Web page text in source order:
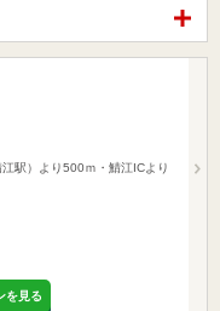
駅）より500ｍ・鯖江ICより
を見る